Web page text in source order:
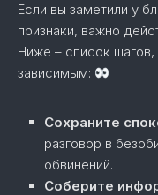
Если вы заметили у
признаки, важно
Ниже – список
зависимым:
Сохраните
разговор в
обвинений.
Соберите